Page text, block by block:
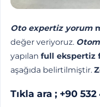
Oto expertiz yorum
değer veriyoruz.
yapılan full ekspertiz
aşağıda belirtilmiştir.
Tıkla ara ; +90